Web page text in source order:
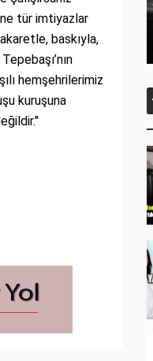
ne tür imtiyazlar
baskıyla,
hemşehrilerimiz
kuruşuna